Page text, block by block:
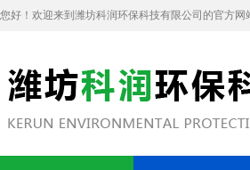
您好！欢迎来到潍坊科润环保科技有限公司的官方网